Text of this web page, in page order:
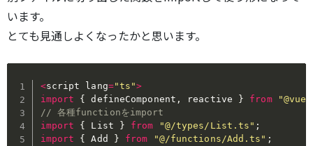
います。
とても見通しよくなったかと思います。
<script lang="ts">
import
{ defineComponent , reactive } from
// 各種functionをimport
import
{ List } from "@/types/List.ts" ;
import
{ Add } from "@/functions/Add.ts" ;